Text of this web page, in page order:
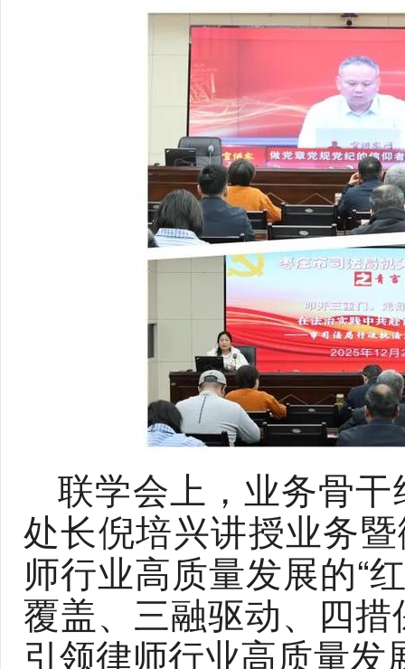
联学会上，业务骨
处长倪培兴讲授业务
师行业高质量发展的“
覆盖、三融驱动、四措
引领律师行业高质量发